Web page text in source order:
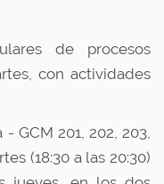
de procesos
con actividades
GCM 201, 202, 203,
(18:30 a las 20:30)